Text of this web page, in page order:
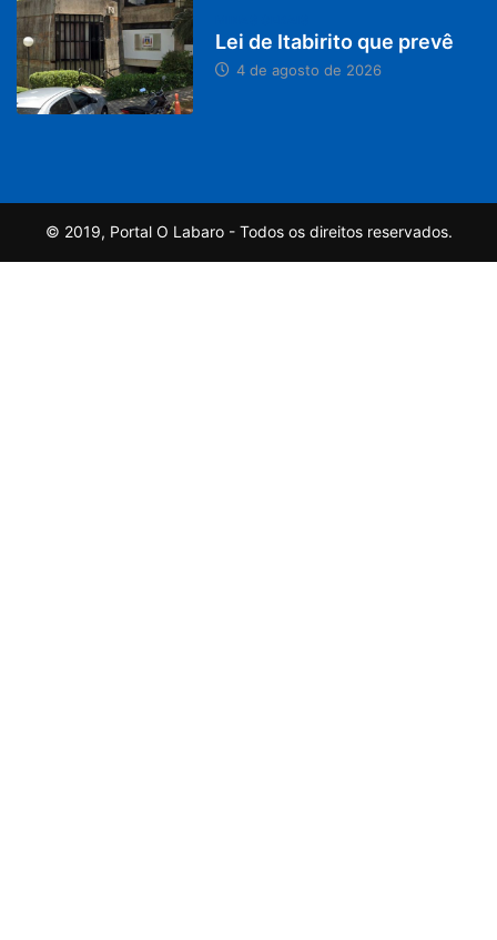
Lei de Itabirito que prevê
4 de agosto de 2026
© 2019, Portal O Labaro - Todos os direitos reservados.